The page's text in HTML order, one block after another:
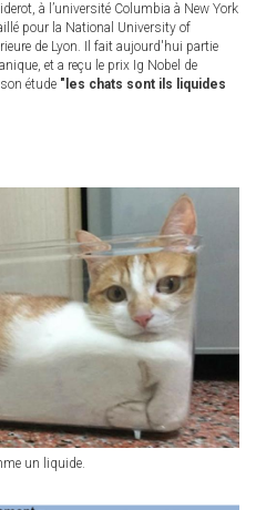
à l’université Columbia à New York
pour la National University of
de Lyon. Il fait aujourd'hui partie
et a reçu le prix Ig Nobel de
étude "les chats sont ils liquides
un liquide.